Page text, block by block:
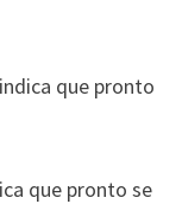
que pronto
que pronto se